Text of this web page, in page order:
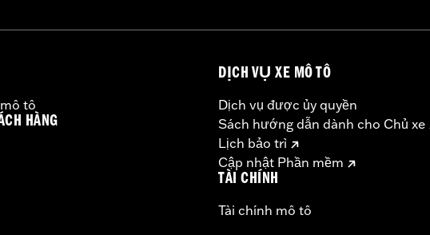
tô
HÀNG
DỊCH VỤ XE MÔ TÔ
Dịch vụ được ủy quyền
Sách hướng dẫn dành cho Chủ xe
Lịch bảo trì
Cập nhật Phần mềm
TÀI CHÍNH
Tài chính mô tô